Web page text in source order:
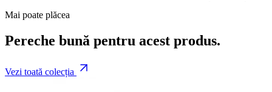
Mai poate plăcea
Pereche bună pentru acest produs.
Vezi toată colecția